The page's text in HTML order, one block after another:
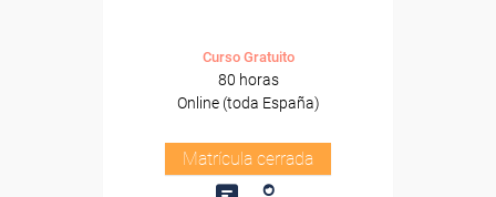
Curso Gratuito
80 horas
Online (toda España)
Matrícula cerrada